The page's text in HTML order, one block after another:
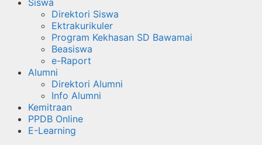
Siswa
Direktori Siswa
Ektrakurikuler
Program Kekhasan SD Bawamai
Beasiswa
e-Raport
Alumni
Direktori Alumni
Info Alumni
Kemitraan
PPDB Online
E-Learning